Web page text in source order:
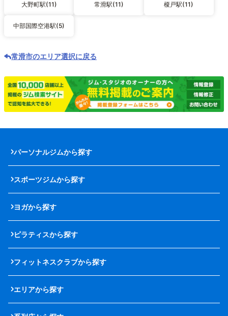
大野町駅(11) 常滑駅(11) 榎戸駅(11)
中部国際空港駅(5)
常滑市のエリア選択に戻る
パーソナルジムから探す
スポーツジムから探す
ヨガから探す
ピラティスから探す
フィットネスクラブから探す
エリアから探す